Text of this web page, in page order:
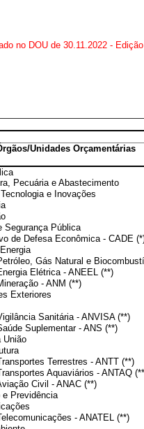
no DOU de 30.11.2022 -
Unidades Orçamentárias
Pecuária e Abastecimento
e Inovações
Segurança Pública
de Defesa Econômica - CADE
Gás Natural e
Elétrica - ANEEL (**)
- ANM (**)
Exteriores
Sanitária - ANVISA (**)
Suplementar - ANS (**)
União
Terrestres - ANTT (**)
Aquaviários - ANTAQ
Civil - ANAC (**)
e Previdência
- ANATEL (**)